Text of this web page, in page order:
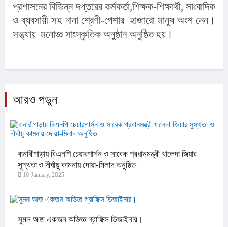
প্রশাসনের বিভিন্ন দপ্তরের কর্মকর্তা,শিক্ষক-শিক্ষার্থী, সাংবাদিক
ও ব্যবসায়ী সহ নানা শ্রেণী-পেশার  হাজারো মানুষ অংশ নেন।
সন্ধ্যায়  মনোজ্ঞ সাংস্কৃতিক অনুষ্ঠান অনুষ্ঠিত হয়।
আরও পড়ুন
বানারীপাড়ায় বিএনপি চেয়ারপার্সন ও সাবেক প্রধানমন্ত্রী খালেদা জিয়ার
সুস্থতা ও দীর্ঘায়ু কামনায় দোয়া-মিলাদ অনুষ্ঠিত
10 January, 2025
সুমন আজ একজন অভিজ্ঞ গ্রাফিক্স ডিজাইনার।